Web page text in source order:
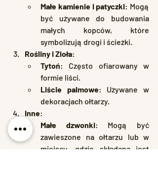
Małe kamienie i patyczki: Mogą
być używane do budowania
małych kopców, które
symbolizują drogi i ścieżki.
Rośliny i Zioła:
Tytoń: Często ofiarowany w
formie liści.
Liście palmowe: Używane w
dekoracjach ołtarzy.
Inne:
Małe dzwonki: Mogą być
zawieszone na ołtarzu lub w
miejscu, gdzie składana jest